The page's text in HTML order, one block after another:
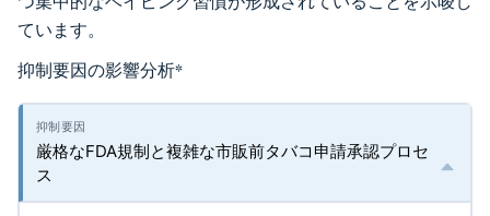
ています。
抑制要因の影響分析*
厳格なFDA規制と複雑な市販前タバコ申請承認プロセ
ス